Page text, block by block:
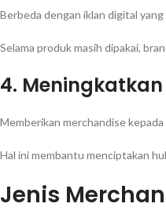
Berbeda dengan iklan digital
Selama produk masih dipakai,
4.
Memberikan merchandise
Hal ini membantu menciptakan
Jenis